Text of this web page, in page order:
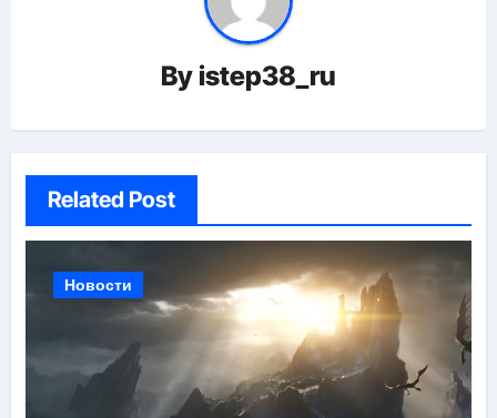
By istep38_ru
Related Post
Новости